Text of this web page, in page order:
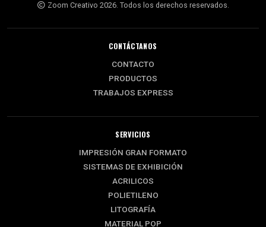
Zoom Creativo 2026. Todos los derechos reservados.
CONTÁCTANOS
CONTACTO
PRODUCTOS
TRABAJOS EXPRESS
SERVICIOS
IMPRESIÓN GRAN FORMATO
SISTEMAS DE EXHIBICIÓN
ACRILICOS
POLIETILENO
LITOGRAFÍA
MATERIAL POP